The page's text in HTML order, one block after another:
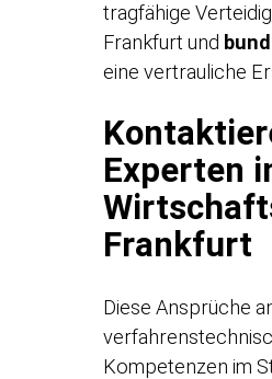
tragfähige
Frankfurt und
eine vertrauliche
Experten
Frankfurt
Diese Ansprüche
Kompetenzen im